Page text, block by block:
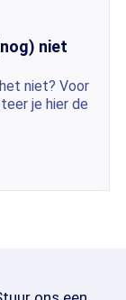
niet
niet? Voor
je hier de